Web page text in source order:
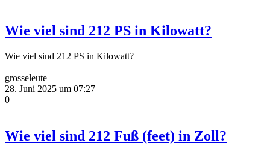
Wie viel sind 212 PS in Kilowatt?
Wie viel sind 212 PS in Kilowatt?
grosseleute
28. Juni 2025 um 07:27
0
Wie viel sind 212 Fuß (feet) in Zoll?